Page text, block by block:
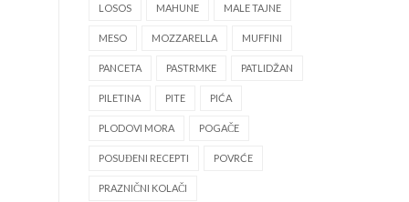
LOSOS MAHUNE MALE TAJNE
MESO MOZZARELLA MUFFINI
PANCETA PASTRMKE PATLIDŽAN
PILETINA PITE PIĆA
PLODOVI MORA POGAČE
POSUĐENI RECEPTI POVRĆE
PRAZNIČNI KOLAČI